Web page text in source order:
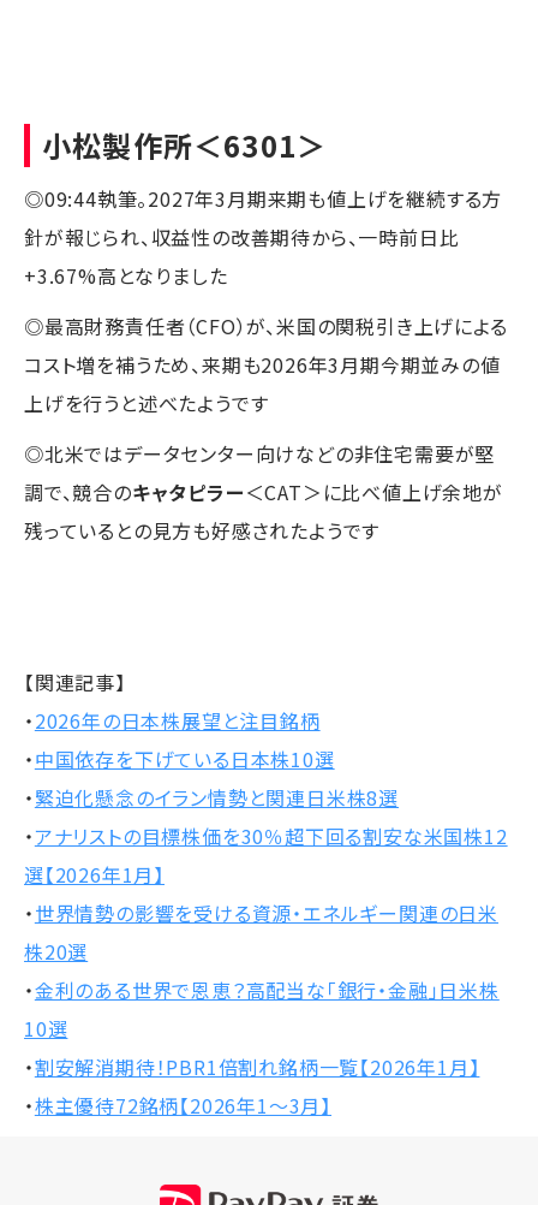
小松製作所＜6301＞
◎09:44執筆。2027年3月期来期も値上げを継続する方
針が報じられ、収益性の改善期待から、一時前日比
+3.67%高となりました
◎最高財務責任者（CFO）が、米国の関税引き上げによる
コスト増を補うため、来期も2026年3月期今期並みの値
上げを行うと述べたようです
◎北米ではデータセンター向けなどの非住宅需要が堅
調で、競合のキャタピラー＜CAT＞に比べ値上げ余地が
残っているとの見方も好感されたようです
【関連記事】
・2026年の日本株展望と注目銘柄
・中国依存を下げている日本株10選
・緊迫化懸念のイラン情勢と関連日米株8選
・アナリストの目標株価を30％超下回る割安な米国株12
選【2026年1月】
・世界情勢の影響を受ける資源・エネルギー関連の日米
株20選
・金利のある世界で恩恵？高配当な「銀行・金融」日米株
10選
・割安解消期待！PBR1倍割れ銘柄一覧【2026年1月】
・株主優待72銘柄【2026年1～3月】